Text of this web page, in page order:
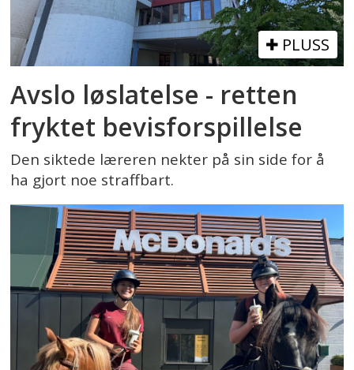
PLUSS
Avslo løslatelse - retten
fryktet bevisforspillelse
Den siktede læreren nekter på sin side for å
ha gjort noe straffbart.